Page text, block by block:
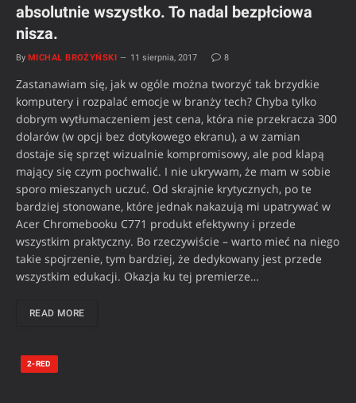
absolutnie wszystko. To nadal bezpłciowa
nisza.
By MICHAŁ BROŻYŃSKI 11 sierpnia, 2017 8
Zastanawiam się, jak w ogóle można tworzyć tak brzydkie
komputery i rozpalać emocje w branży tech? Chyba tylko
dobrym wytłumaczeniem jest cena, która nie przekracza 300
dolarów (w opcji bez dotykowego ekranu), a w zamian
dostaje się sprzęt wizualnie kompromisowy, ale pod klapą
mający się czym pochwalić. I nie ukrywam, że mam w sobie
sporo mieszanych uczuć. Od skrajnie krytycznych, po te
bardziej stonowane, które jednak nakazują mi upatrywać w
Acer Chromebooku C771 produkt efektywny i przede
wszystkim praktyczny. Bo rzeczywiście – warto mieć na niego
takie spojrzenie, tym bardziej, że dedykowany jest przede
wszystkim edukacji. Okazja ku tej premierze…
READ MORE
2-RED